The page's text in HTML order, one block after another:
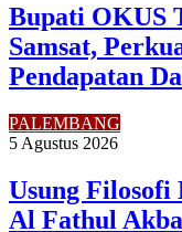
Bupati OKUS
Samsat,
Pendapatan
PALEMBANG
5 Agustus 2026
Usung
Al Fathul